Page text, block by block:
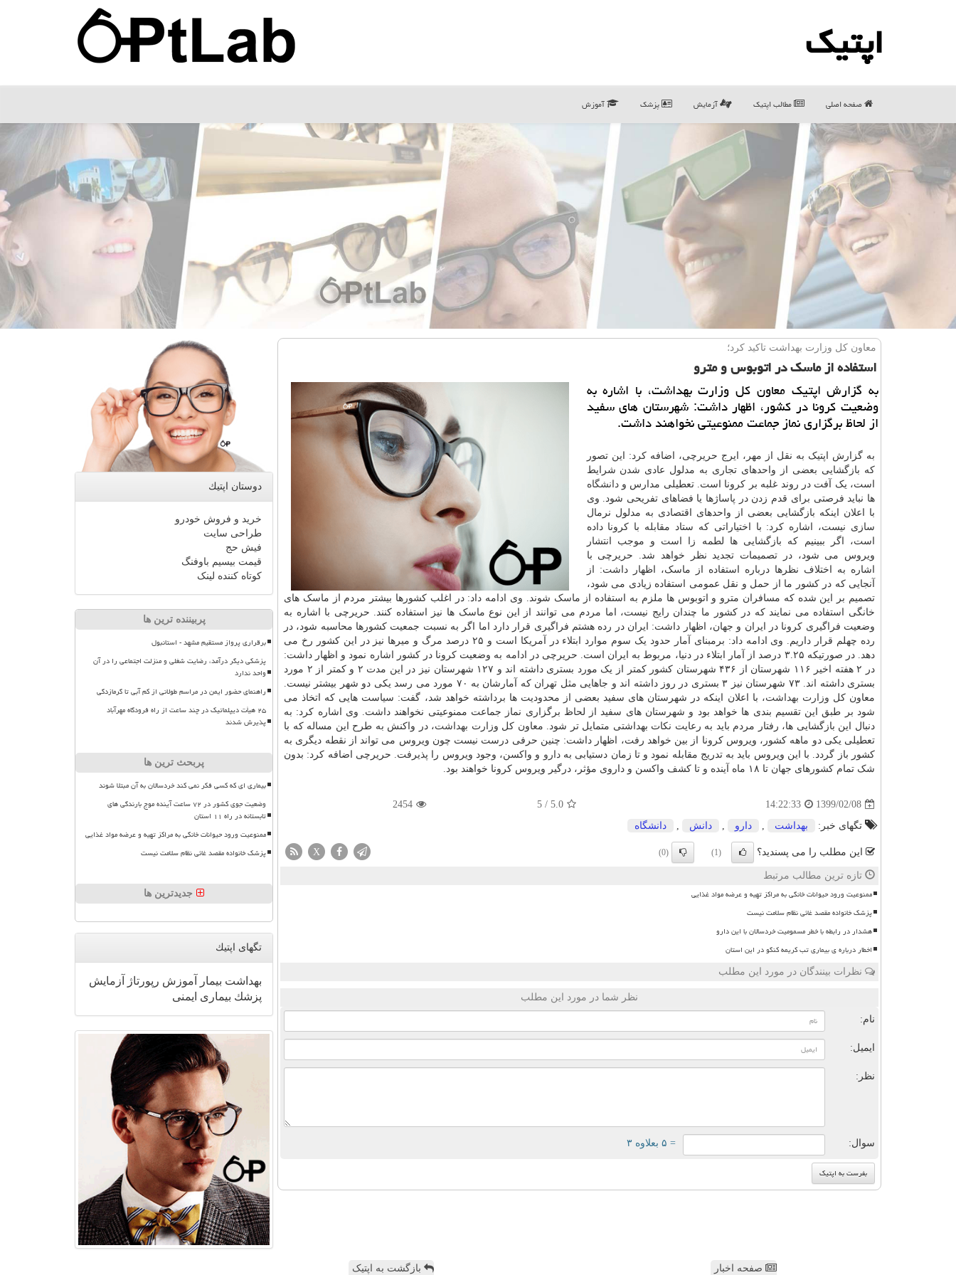
اپتیك
صفحه اصلی مطالب اپتیك آزمایش پزشک آموزش
معاون كل وزارت بهداشت تاكید كرد؛
استفاده از ماسك در اتوبوس و مترو
به گزارش اپتیك معاون كل وزارت بهداشت، با اشاره به
وضعیت كرونا در كشور، اظهار داشت: شهرستان های سفید
از لحاظ برگزاری نماز جماعت ممنوعیتی نخواهند داشت.
به گزارش اپتیک به نقل از مهر، ایرج حریرچی، اضافه کرد: این تصور
که بازگشایی بعضی از واحدهای تجاری به مدلول عادی شدن شرایط
است، یک آفت در روند غلبه بر کرونا است. تعطیلی مدارس ودانشگاه
ها نباید فرصتی برای قدم زدن در پاساژها یا فضاهای تفریحی شود. وی
با اعلان اینکه بازگشایی بعضی از واحدهای اقتصادی به مدلول نرمال
سازی نیست، اشاره کرد: با اختیاراتی که ستاد مقابله با کرونا داده
است، اگر ببینیم که بازگشایی ها لطمه زا است و موجب انتشار
ویروس می شود، در تصمیمات تجدید نظر خواهد شد. حریرچی با
اشاره به اختلاف نظرها درباره استفاده از ماسک، اظهار داشت: از
آنجایی که در کشور ما از حمل و نقل عمومی استفاده زیادی می شود،
تصمیم بر این شده که مسافران مترو و اتوبوس ها ملزم به استفاده از ماسک شوند. وی ادامه داد: در اغلب کشورها بیشتر مردم از ماسک های
خانگی استفاده می نمایند که در کشور ما چندان رایج نیست، اما مردم می توانند از این نوع ماسک ها نیز استفاده کنند. حریرچی با اشاره به
وضعیت فراگیری کرونا در ایران و جهان، اظهار داشت: ایران در رده هشتم فراگیری قرار دارد اما اگر به نسبت جمعیت کشورها محاسبه شود، در
رده چهلم قرار داریم. وی ادامه داد: برمبنای آمار حدود یک سوم موارد ابتلاء در آمریکا است و ۲۵ درصد مرگ و میرها نیز در این کشور رخ می
دهد. در صورتیکه ۳.۲۵ درصد از آمار ابتلاء در دنیا، مربوط به ایران است. حریرچی در ادامه به وضعیت کرونا در کشور اشاره نمود و اظهار داشت:
در ۲ هفته اخیر ۱۱۶ شهرستان از ۴۳۶ شهرستان کشور کمتر از یک مورد بستری داشته اند و ۱۲۷ شهرستان نیز در این مدت ۲ و کمتر از ۲ مورد
بستری داشته اند. ۷۳ شهرستان نیز ۳ بستری در روز داشته اند و جاهایی مثل تهران که آمارشان به ۷۰ مورد می رسد یکی دو شهر بیشتر نیست.
معاون کل وزارت بهداشت، با اعلان اینکه در شهرستان های سفید بعضی از محدودیت ها برداشته خواهد شد، گفت: سیاست هایی که اتخاذ می
شود بر طبق این تقسیم بندی ها خواهد بود و شهرستان های سفید از لحاظ برگزاری نماز جماعت ممنوعیتی نخواهند داشت. وی اشاره کرد: به
دنبال این بازگشایی ها، رفتار مردم باید به رعایت نکات بهداشتی متمایل تر شود. معاون کل وزارت بهداشت، در واکنش به طرح این مساله که با
تعطیلی یکی دو ماهه کشور، ویروس کرونا از بین خواهد رفت، اظهار داشت: چنین حرفی درست نیست چون ویروس می تواند از نقطه دیگری به
کشور باز گردد. با این ویروس باید به تدریج مقابله نمود و تا زمان دستیابی بهدارو و واکسن، وجود ویروس را پذیرفت. حریرچی اضافه کرد: بدون
شک تمام کشورهای جهان تا ۱۸ ماه آینده و تا کشف واکسن و داروی مؤثر، درگیر ویروس کرونا خواهند بود.
1399/02/08
14:22:33
5.0
/
5
2454
تگهای خبر: بهداشت , دارو , دانش , دانشگاه
این مطلب را می پسندید؟ (1)
(0)
X
تازه ترین مطالب مرتبط
ممنوعیت ورود حیوانات خانگی به مراکز تهیه و عرضه مواد غذایی
پزشک خانواده مقصد غائی نظام سلامت نیست
هشدار در رابطه با خطر مسمومیت خردسالان با این دارو
اخطار درباره ی بیماری تب کریمه کنگو در این استان
نظرات بینندگان در مورد این مطلب
نظر شما در مورد این مطلب
نام:
ایمیل:
نظر:
سوال: = ۵ بعلاوه ۳
دوستان اپتیك
خرید و فروش خودرو
طراحی سایت
فیش حج
قیمت بیسیم باوفنگ
کوتاه کننده لینک
پربیننده ترین ها
برقراری پرواز مستقیم مشهد - استانبول
پزشکی دیگر درآمد، رضایت شغلی و منزلت اجتماعی را در آن
واحد ندارد
راهنمای حضور ایمن در مراسم طولانی از کم آبی تا گرمازدگی
۲۵ هیأت دیپلماتیک در چند ساعت از راه فرودگاه مهرآباد
پذیرش شدند
پربحث ترین ها
بیماری ای که کسی فکر نمی کند خردسالان به آن مبتلا شوند
وضعیت جوی کشور در ۷۲ ساعت آینده موج بارندگی های
تابستانه در راه ۱۱ استان
ممنوعیت ورود حیوانات خانگی به مراکز تهیه و عرضه مواد غذایی
پزشک خانواده مقصد غائی نظام سلامت نیست
جدیدترین ها
تگهای اپتیك
بهداشت بیمار آموزش رپورتاژ
آزمایش
پزشك بیماری ایمنی
صفحه اخبار بازگشت به اپتیک